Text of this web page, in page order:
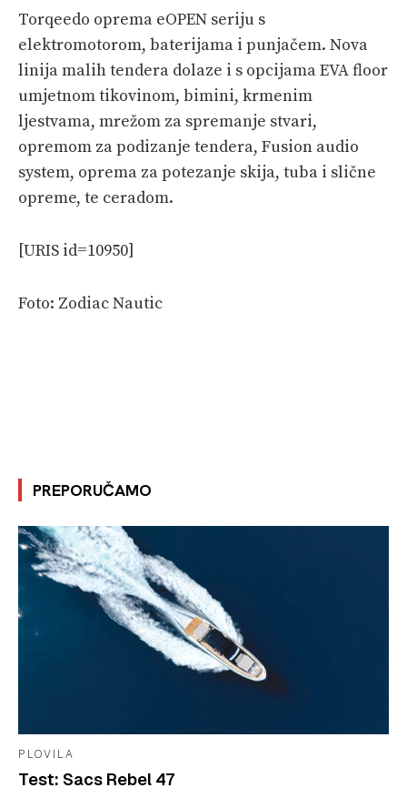
Torqeedo oprema eOPEN seriju s
elektromotorom, baterijama i punjačem. Nova
linija malih tendera dolaze i s opcijama EVA floor
umjetnom tikovinom, bimini, krmenim
ljestvama, mrežom za spremanje stvari,
opremom za podizanje tendera, Fusion audio
system, oprema za potezanje skija, tuba i slične
opreme, te ceradom.
[URIS id=10950]
Foto: Zodiac Nautic
PREPORUČAMO
PLOVILA
Test: Sacs Rebel 47